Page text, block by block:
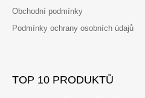
Obchodní podmínky
Podmínky ochrany osobních údajů
TOP 10 PRODUKTŮ